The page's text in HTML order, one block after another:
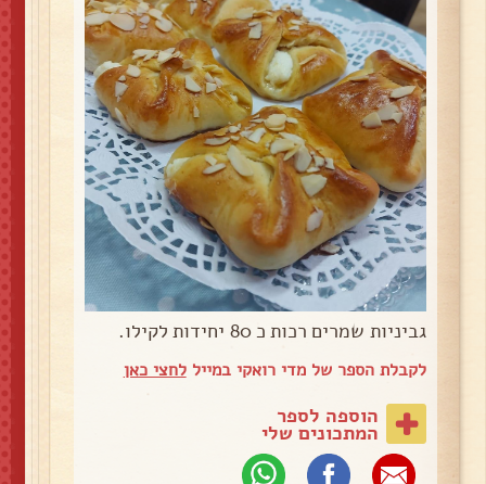
גביניות שמרים רכות כ 80 יחידות לקילו.
לקבלת הספר של מדי רואקי במייללחצי כאן
הוספה לספר
המתכונים שלי